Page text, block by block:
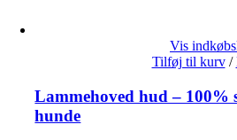
Vis
Tilføj til kurv /
Lammehoved hud – 100%
hunde